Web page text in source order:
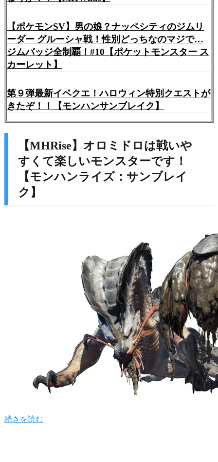
【ポケモンSV】男の娘？ナッペシティのジムリ
ーダー グルーシャ戦！性別どっちなのマジで…
ジムバッジ全制覇！#10【ポケットモンスター ス
カーレット】
第９弾最新イベクエ！ハロウィン特別クエストが
きたぞ！！【モンハンサンブレイク】
【MHRise】オロミドロは戦いや
すくて楽しいモンスターです！
【モンハンライズ：サンブレイ
ク】
続きを読む